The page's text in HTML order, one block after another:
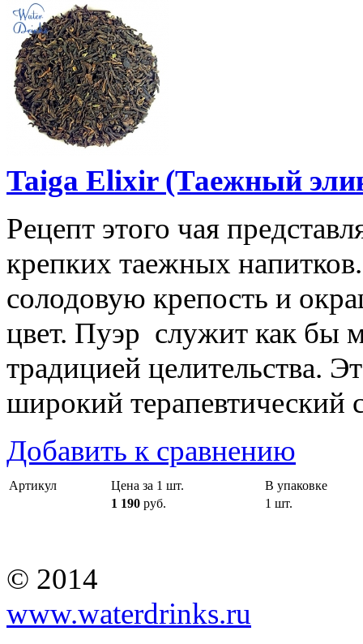
Taiga Elixir (Таежный
Рецепт этого чая
крепких таежных
солодовую крепость и
цвет. Пуэр служит как бы
традицией целительства.
широкий терапевтический
Добавить к сравнению
Артикул Цена за 1 шт.
В упаковке
1 190 руб. 1 шт.
© 2014
www.waterdrinks.ru